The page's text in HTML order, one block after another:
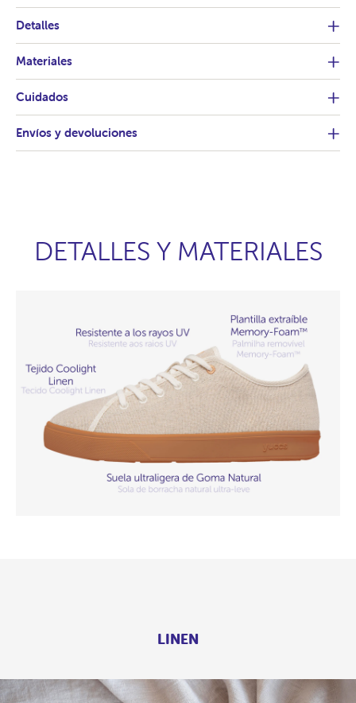
Detalles
Materiales
Cuidados
Envíos y devoluciones
DETALLES Y MATERIALES
LINEN